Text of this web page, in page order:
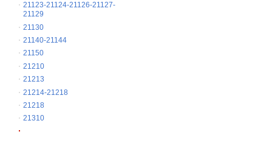
21123-21124-21126-21127-
21129
21130
21140-21144
21150
21210
21213
21214-21218
21218
21310